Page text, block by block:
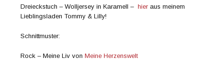
Dreieckstuch – Wolljersey in Karamell –hier aus meinem
Lieblingsladen Tommy & Lilly!
Schnittmuster:
Rock – Meine Liv vonMeine Herzenswelt